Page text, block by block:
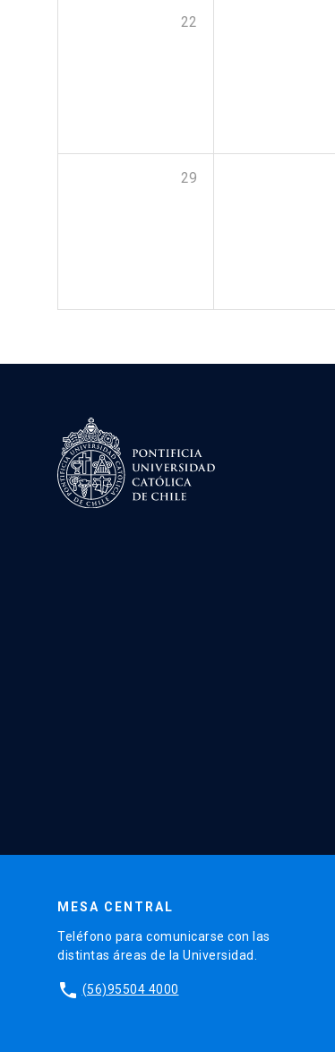
22
29
MESA CENTRAL
Teléfono para comunicarse con las
distintas áreas de la Universidad.
phone (56)95504 4000